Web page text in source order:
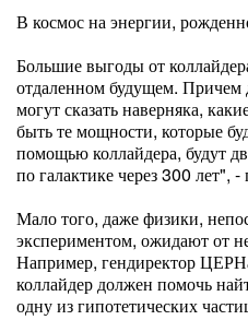
В космос на энергии,
Большие выгоды от
отдаленном будущем. Причем
могут сказать наверняка,
быть те мощности, которые
помощью коллайдера, будут
по галактике через 300 лет",
Мало того, даже физики,
экспериментом, ожидают от
Например, гендиректор
коллайдер должен помочь
одну из гипотетических